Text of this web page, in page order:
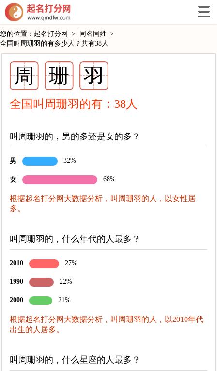
您的位置： 起名打分网 > 同名同姓 >
全国叫周珊羽的有多少人？共有38人
周 珊 羽
全国叫周珊羽的有： 38 人
叫周珊羽的，男的多还是女的多？
男 32%
女 68%
根据起名打分网大数据分析，叫周珊羽的人，以女性居
多。
叫周珊羽的，什么年代的人最多？
2010 27%
1990 22%
2000 21%
根据起名打分网大数据分析，叫周珊羽的人，以2010年代
出生的人居多。
叫周珊羽的，什么星座的人最多？